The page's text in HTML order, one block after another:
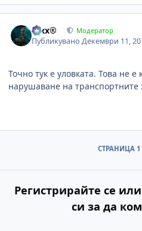
Alxx® Модератор
ПубликуваноДекември 11,
Точно тук е уловката. Това не
нарушаване на транспортните
СТРАНИЦА 1
Регистрирайте се
си за да